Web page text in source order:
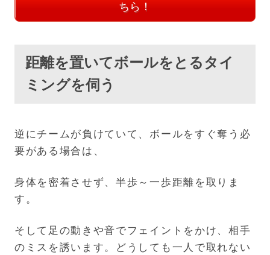
ちら！
距離を置いてボールをとるタイ
ミングを伺う
逆にチームが負けていて、ボールをすぐ奪う必
要がある場合は、
身体を密着させず、半歩～一歩距離を取りま
す。
そして足の動きや音でフェイントをかけ、相手
のミスを誘います。どうしても一人で取れない